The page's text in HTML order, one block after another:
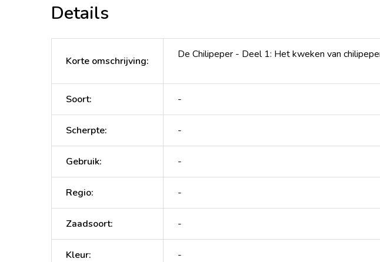
Details
Korte omschrijving:
De Chilipeper - Deel 1: Het kweken van
Soort: -
Scherpte: -
Gebruik: -
Regio: -
Zaadsoort: -
Kleur: -